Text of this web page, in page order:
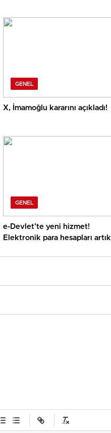
GENEL
X, İmamoğlu kararını açıkladı!
GENEL
e-Devlet’te yeni hizmet!
Elektronik para hesapları artık